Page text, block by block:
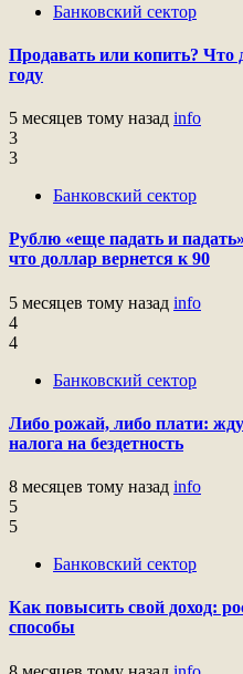
Банковский сектор
Продавать или копить? Что
году
5 месяцев тому назад info
3
3
Банковский сектор
Рублю «еще падать и
что доллар вернется к 90
5 месяцев тому назад info
4
4
Банковский сектор
Либо рожай, либо плати:
налога на бездетность
8 месяцев тому назад info
5
5
Банковский сектор
Как повысить свой доход:
способы